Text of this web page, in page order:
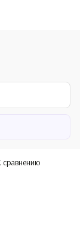
сравнению